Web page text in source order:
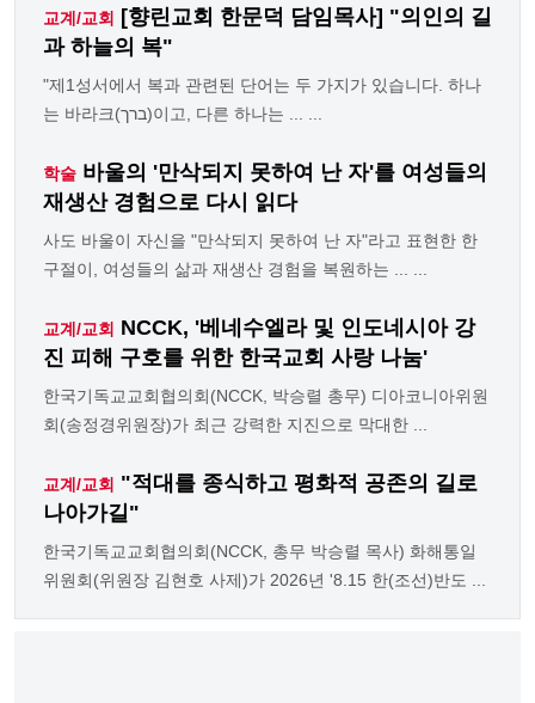
교계/교회
[향린교회 한문덕 담임목사] "의인의 길
과 하늘의 복"
"제1성서에서 복과 관련된 단어는 두 가지가 있습니다. 하나
는 바라크(ברך)이고, 다른 하나는 ... ...
학술 바울의 '만삭되지 못하여 난 자'를 여성들의
재생산 경험으로 다시 읽다
사도 바울이 자신을 "만삭되지 못하여 난 자"라고 표현한 한
구절이, 여성들의 삶과 재생산 경험을 복원하는 ... ...
교계/교회 NCCK, '베네수엘라 및 인도네시아 강
진 피해 구호를 위한 한국교회 사랑 나눔'
한국기독교교회협의회(NCCK, 박승렬 총무) 디아코니아위원
회(송정경위원장)가 최근 강력한 지진으로 막대한 ...
교계/교회 "적대를 종식하고 평화적 공존의 길로
나아가길"
한국기독교교회협의회(NCCK, 총무 박승렬 목사) 화해통일
위원회(위원장 김현호 사제)가 2026년 '8.15 한(조선)반도 ...